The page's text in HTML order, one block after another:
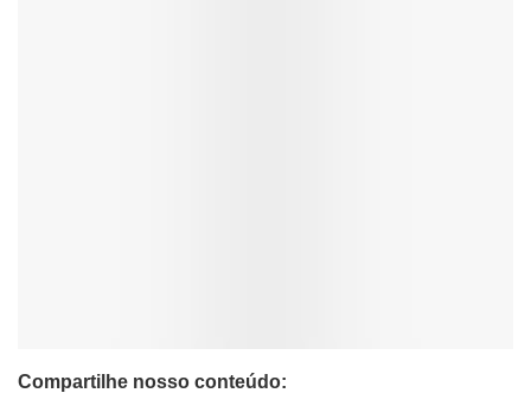
Compartilhe nosso conteúdo: